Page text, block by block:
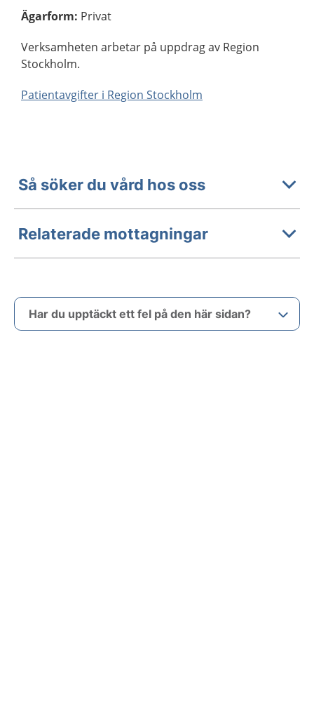
Ägarform: Privat
Verksamheten arbetar på uppdrag av Region
Stockholm.
Patientavgifter i Region Stockholm
Så söker du vård hos oss
Relaterade mottagningar
Har du upptäckt ett fel på den här sidan?